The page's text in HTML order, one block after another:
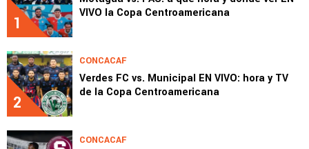
1
VIVO la Copa Centroamericana
2
CONCACAF
Verdes FC vs. Municipal EN VIVO: hora y TV
de la Copa Centroamericana
CONCACAF